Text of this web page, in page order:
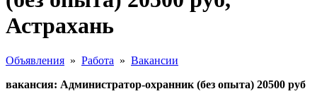
Астрахань
Объявления » Работа » Вакансии
вакансия: Администратор-охранник (без опыта) 20500 руб